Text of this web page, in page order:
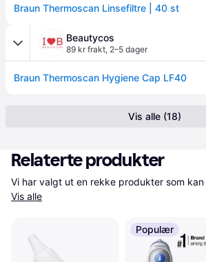
Braun Thermoscan Linsefiltre | 40 st
Beautycos
89 kr frakt, 2–5 dager
Braun Thermoscan Hygiene Cap LF40
Vis alle (18)
Relaterte produkter
Vis alle
Populær